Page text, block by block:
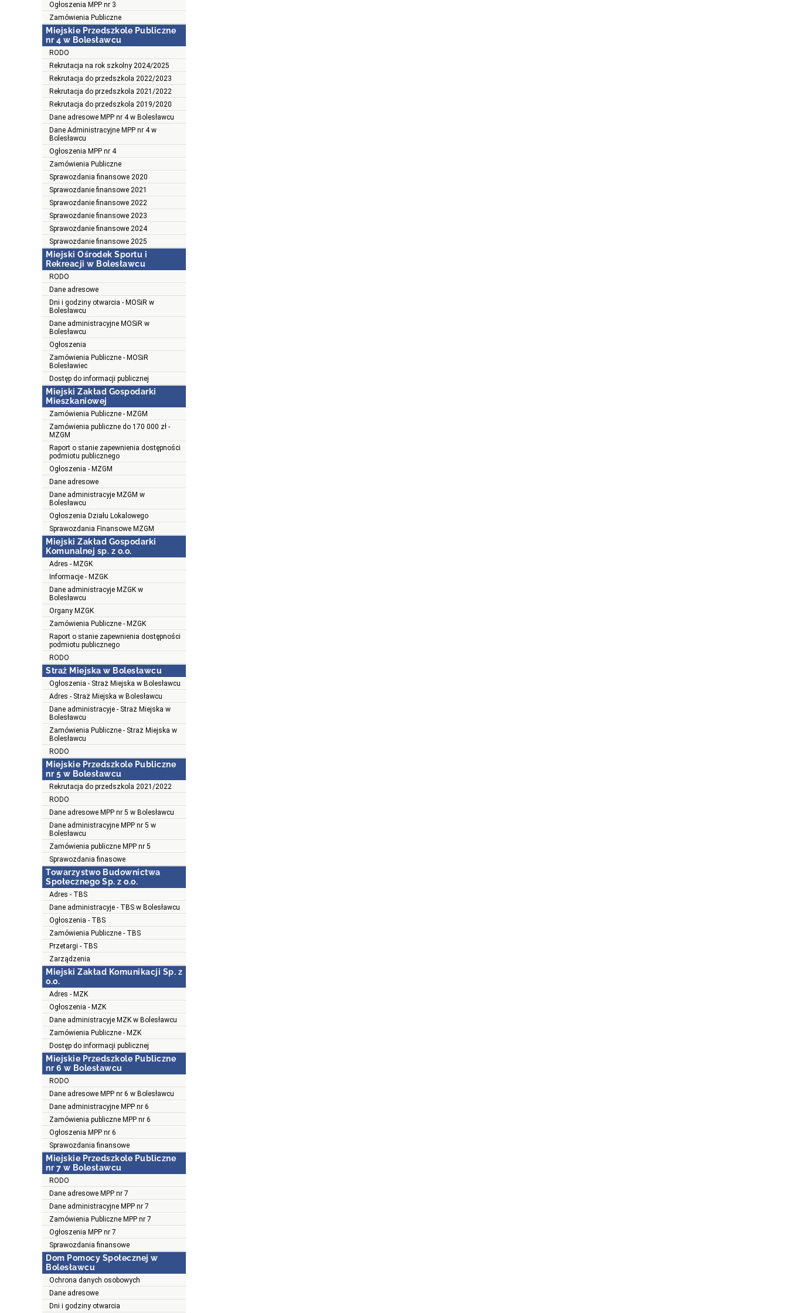
Ogłoszenia MPP nr 3
Zamówienia Publiczne
Miejskie Przedszkole Publiczne
nr 4 w Bolesławcu
RODO
Rekrutacja na rok szkolny 2024/2025
Rekrutacja do przedszkola 2022/2023
Rekrutacja do przedszkola 2021/2022
Rekrutacja do przedszkola 2019/2020
Dane adresowe MPP nr 4 w Bolesławcu
Dane Administracyjne MPP nr 4 w
Bolesławcu
Ogłoszenia MPP nr 4
Zamówienia Publiczne
Sprawozdania finansowe 2020
Sprawozdanie finansowe 2021
Sprawozdanie finansowe 2022
Sprawozdanie finansowe 2023
Sprawozdanie finansowe 2024
Sprawozdanie finansowe 2025
Miejski Ośrodek Sportu i
Rekreacji w Bolesławcu
RODO
Dane adresowe
Dni i godziny otwarcia - MOSiR w
Bolesławcu
Dane administracyjne MOSiR w
Bolesławcu
Ogłoszenia
Zamówienia Publiczne - MOSiR
Bolesławiec
Dostęp do informacji publicznej
Miejski Zakład Gospodarki
Mieszkaniowej
Zamówienia Publiczne - MZGM
Zamówienia publiczne do 170 000 zł -
MZGM
Raport o stanie zapewnienia dostępności
podmiotu publicznego
Ogłoszenia - MZGM
Dane adresowe
Dane administracyje MZGM w
Bolesławcu
Ogłoszenia Działu Lokalowego
Sprawozdania Finansowe MZGM
Miejski Zakład Gospodarki
Komunalnej sp. z o.o.
Adres - MZGK
Informacje - MZGK
Dane administracyje MZGK w
Bolesławcu
Organy MZGK
Zamówienia Publiczne - MZGK
Raport o stanie zapewnienia dostępności
podmiotu publicznego
RODO
Straż Miejska w Bolesławcu
Ogłoszenia - Straż Miejska w Bolesławcu
Adres - Straż Miejska w Bolesławcu
Dane administracyje - Straż Miejska w
Bolesławcu
Zamówienia Publiczne - Straż Miejska w
Bolesławcu
RODO
Miejskie Przedszkole Publiczne
nr 5 w Bolesławcu
Rekrutacja do przedszkola 2021/2022
RODO
Dane adresowe MPP nr 5 w Bolesławcu
Dane administracyjne MPP nr 5 w
Bolesławcu
Zamówienia publiczne MPP nr 5
Sprawozdania finasowe
Towarzystwo Budownictwa
Społecznego Sp. z o.o.
Adres - TBS
Dane administracyje - TBS w Bolesławcu
Ogłoszenia - TBS
Zamówienia Publiczne - TBS
Przetargi - TBS
Zarządzenia
Miejski Zakład Komunikacji Sp. z
o.o.
Adres - MZK
Ogłoszenia - MZK
Dane administracyje MZK w Bolesławcu
Zamówienia Publiczne - MZK
Dostęp do informacji publicznej
Miejskie Przedszkole Publiczne
nr 6 w Bolesławcu
RODO
Dane adresowe MPP nr 6 w Bolesławcu
Dane administracyjne MPP nr 6
Zamówienia publiczne MPP nr 6
Ogłoszenia MPP nr 6
Sprawozdania finansowe
Miejskie Przedszkole Publiczne
nr 7 w Bolesławcu
RODO
Dane adresowe MPP nr 7
Dane administracyjne MPP nr 7
Zamówienia Publiczne MPP nr 7
Ogłoszenia MPP nr 7
Sprawozdania finansowe
Dom Pomocy Społecznej w
Bolesławcu
Ochrona danych osobowych
Dane adresowe
Dni i godziny otwarcia